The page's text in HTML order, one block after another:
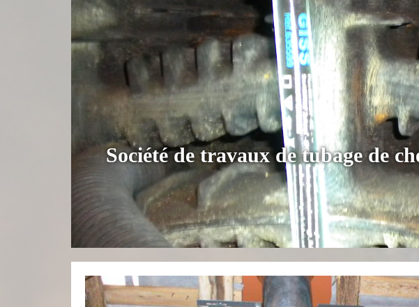
Société de travaux de tubage de